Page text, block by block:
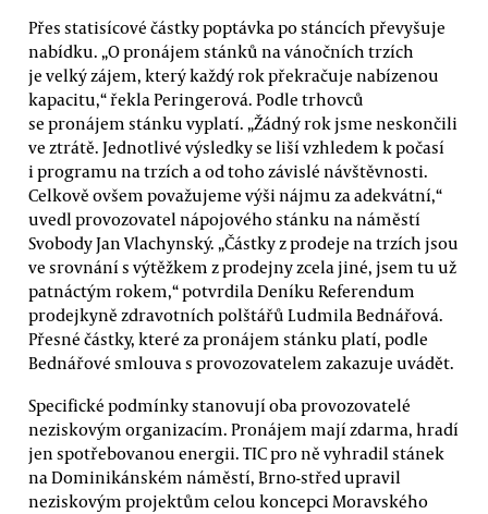
Přes statisícové částky poptávka po stáncích převyšuje
nabídku. „O pronájem stánků na vánočních trzích
je velký zájem, který každý rok překračuje nabízenou
kapacitu,“ řekla Peringerová. Podle trhovců
se pronájem stánku vyplatí. „Žádný rok jsme neskončili
ve ztrátě. Jednotlivé výsledky se liší vzhledem k počasí
i programu na trzích a od toho závislé návštěvnosti.
Celkově ovšem považujeme výši nájmu za adekvátní,“
uvedl provozovatel nápojového stánku na náměstí
Svobody Jan Vlachynský. „Částky z prodeje na trzích jsou
ve srovnání s výtěžkem z prodejny zcela jiné, jsem tu už
patnáctým rokem,“ potvrdila Deníku Referendum
prodejkyně zdravotních polštářů Ludmila Bednářová.
Přesné částky, které za pronájem stánku platí, podle
Bednářové smlouva s provozovatelem zakazuje uvádět.
Specifické podmínky stanovují oba provozovatelé
neziskovým organizacím. Pronájem mají zdarma, hradí
jen spotřebovanou energii. TIC pro ně vyhradil stánek
na Dominikánském náměstí, Brno-střed upravil
neziskovým projektům celou koncepci Moravského